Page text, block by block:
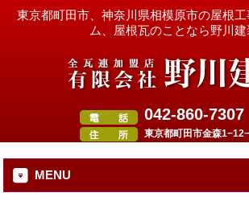
東京都町田市、神奈川県相模原市の屋根
ム、屋根瓦のことなら野川
042-860-7307
東京都町田市金森
MENU